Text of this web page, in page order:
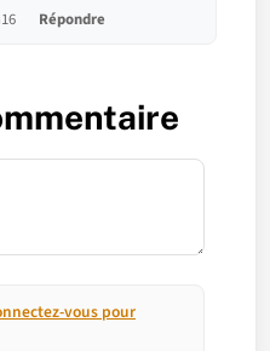
Répondre
vous pour